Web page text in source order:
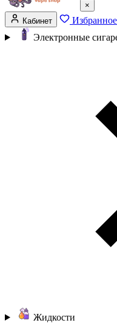
×
Кабинет
Избранное
Электронные
Жидкости